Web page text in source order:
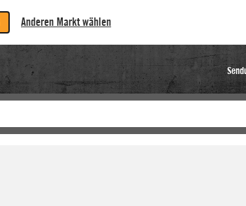
Anderen Markt wählen